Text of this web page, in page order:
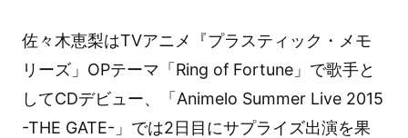
佐々木恵梨はTVアニメ『プラスティック・メモ
リーズ」OPテーマ「Ring of Fortune」で歌手と
してCDデビュー、「Animelo Summer Live 2015
-THE GATE-」では2日目にサプライズ出演を果